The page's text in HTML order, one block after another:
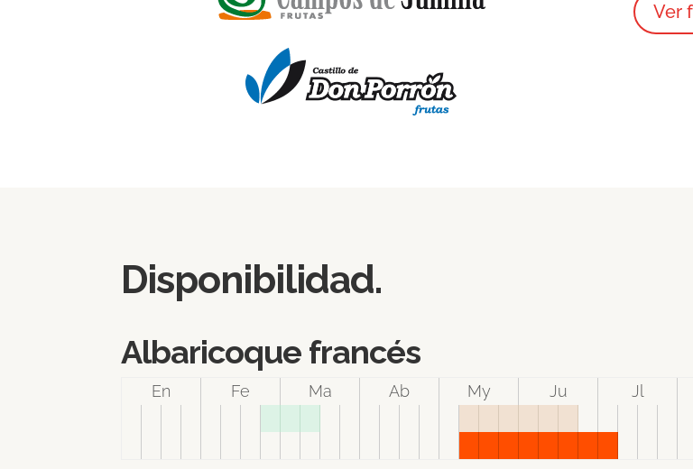
Ver
Disponibilidad.
Albaricoque francés
En Fe Ma Ab My Ju Jl